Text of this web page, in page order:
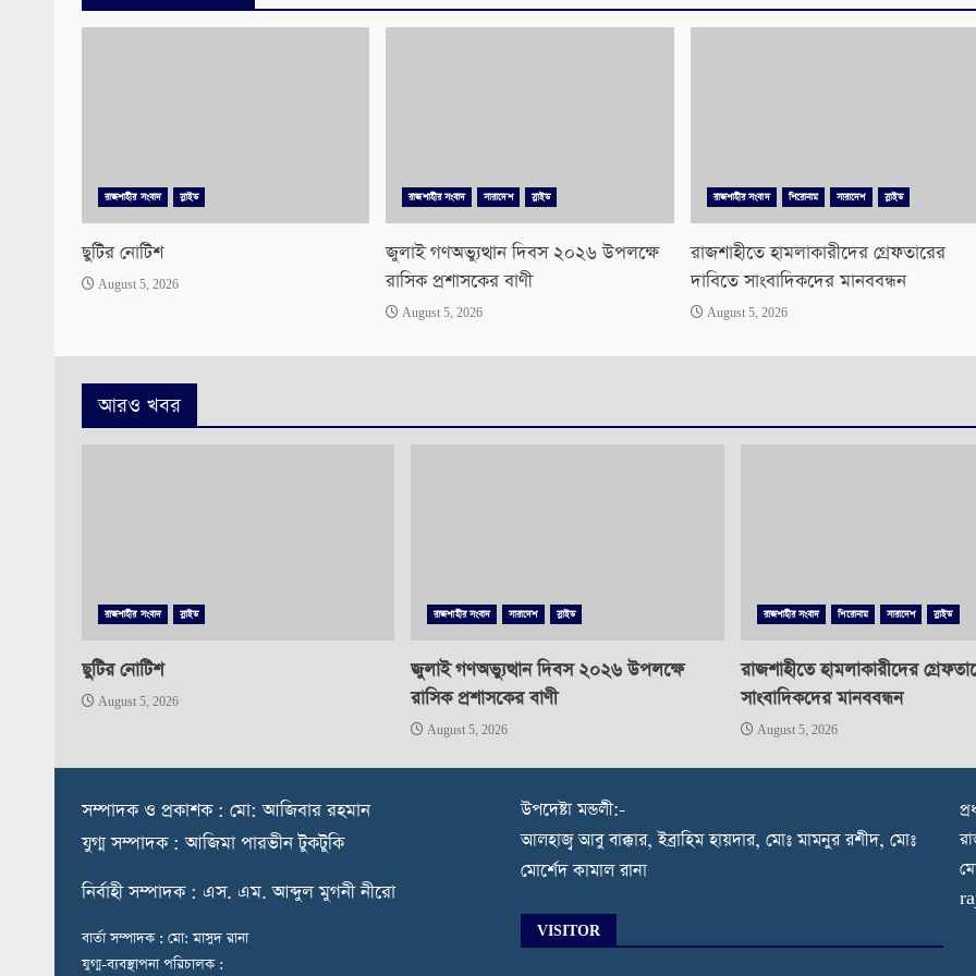
রাজশাহীর সংবাদ স্লাইড
ছুটির নোটিশ
August 5, 2026
রাজশাহীর সংবাদ সারাদেশ স্লাইড
জুলাই গণঅভ্যুত্থান দিবস ২০২৬ উপলক্ষে
রাসিক প্রশাসকের বাণী
August 5, 2026
রাজশাহীর সংবাদ শিরোনাম সারাদেশ স্লাইড
রাজশাহীতে হামলাকারীদের গ্রেফতারের
দাবিতে সাংবাদিকদের মানববন্ধন
August 5, 2026
আরও খবর
রাজশাহীর সংবাদ স্লাইড
ছুটির নোটিশ
August 5, 2026
রাজশাহীর সংবাদ সারাদেশ স্লাইড
জুলাই গণঅভ্যুত্থান দিবস ২০২৬ উপলক্ষে
রাসিক প্রশাসকের বাণী
August 5, 2026
রাজশাহীর সংবাদ শিরোনাম সারাদেশ স্লাইড
রাজশাহীতে হামলাকারীদের
সাংবাদিকদের মানববন্ধন
August 5, 2026
সম্পাদক ও প্রকাশক : মো: আজিবার রহমান
যুগ্ম সম্পাদক : আজিমা পারভীন টুকটুকি
নির্বাহী সম্পাদক : এস. এম. আব্দুল মুগনী নীরো
বার্তা সম্পাদক : মো: মাসুদ রানা
যুগ্ম-ব্যবস্থাপনা পরিচালক :
উপদেষ্টা মন্ডলী:-
আলহাজ্ব আবু বাক্কার, ইব্রাহিম হায়দার, মোঃ মামনুর রশীদ, মোঃ
মোর্শেদ কামাল রানা
VISITOR